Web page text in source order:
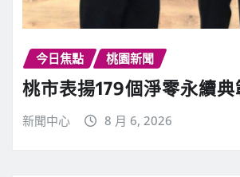
今日焦點 桃園新聞
桃市表揚179個淨零永續典
新聞中心 8 月 6, 2026